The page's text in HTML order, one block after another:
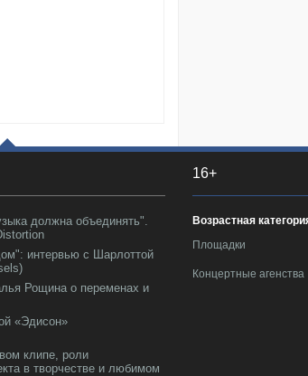
должна объединять".
интервью с Шарлоттой
Рощина о переменах и
«Эдисон»
клипе, роли
в творчестве и любимом
16+
Возрастная
Площадки
Концертные агенства